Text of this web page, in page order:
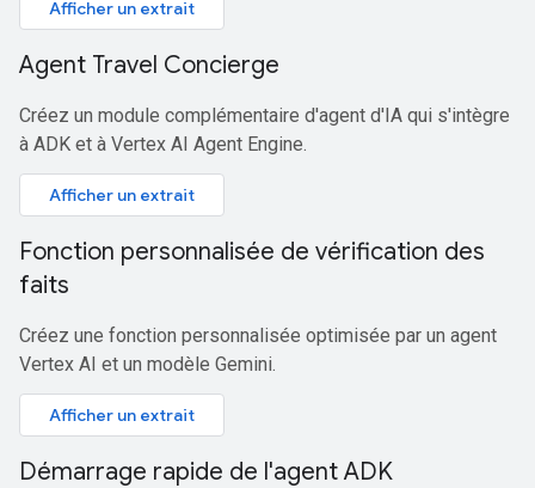
Afficher un extrait
Agent Travel Concierge
Créez un module complémentaire d'agent d'IA qui s'intègre
à ADK et à Vertex AI Agent Engine.
Afficher un extrait
Fonction personnalisée de vérification des
faits
Créez une fonction personnalisée optimisée par un agent
Vertex AI et un modèle Gemini.
Afficher un extrait
Démarrage rapide de l'agent ADK